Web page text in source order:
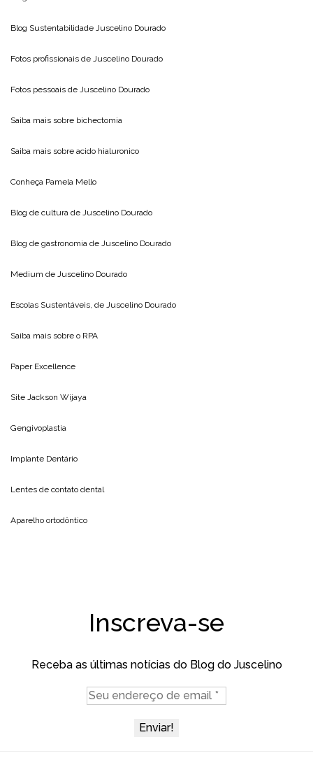
Blog Sustentabilidade Juscelino Dourado
Fotos profissionais de Juscelino Dourado
Fotos pessoais de Juscelino Dourado
Saiba mais sobre bichectomia
Saiba mais sobre acido hialuronico
Conheça Pamela Mello
Blog de cultura de Juscelino Dourado
Blog de gastronomia de Juscelino Dourado
Medium de Juscelino Dourado
Escolas Sustentáveis, de Juscelino Dourado
Saiba mais sobre o RPA
Paper Excellence
Site Jackson Wijaya
Gengivoplastia
Implante Dentário
Lentes de contato dental
Aparelho ortodôntico
Inscreva-se
Receba as últimas notícias do Blog do Juscelino